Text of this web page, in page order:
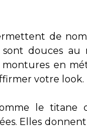
de
douces au
en
votre look.
le titane
Elles